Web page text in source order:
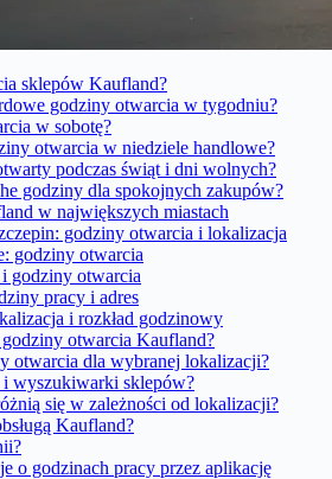
sklepów Kaufland?
godziny otwarcia w tygodniu?
w sobotę?
otwarcia w niedziele handlowe?
podczas świąt i dni wolnych?
godziny dla spokojnych zakupów?
w największych miastach
godziny otwarcia i lokalizacja
godziny otwarcia
godziny otwarcia
pracy i adres
i rozkład godzinowy
otwarcia Kaufland?
otwarcia dla wybranej lokalizacji?
i wyszukiwarki sklepów?
się w zależności od lokalizacji?
Kaufland?
o godzinach pracy przez aplikację